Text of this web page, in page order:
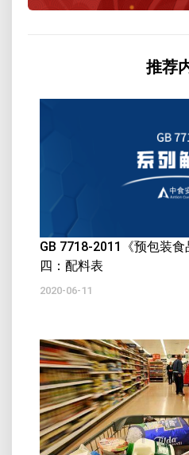
推荐
GB 7718-2011《预包装
四：配料表
2020-06-11